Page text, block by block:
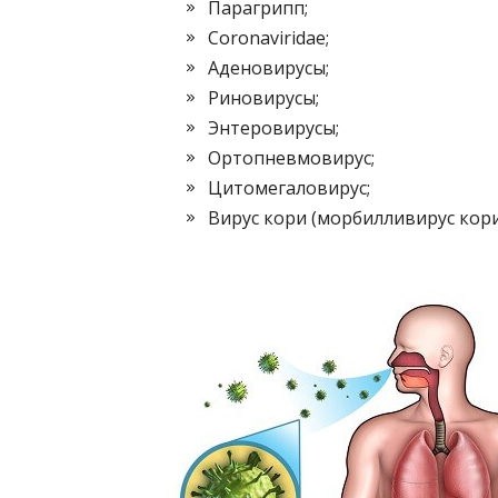
Парагрипп;
Coronaviridae;
Аденовирусы;
Риновирусы;
Энтеровирусы;
Ортопневмовирус;
Цитомегаловирус;
Вирус кори (морбилливирус